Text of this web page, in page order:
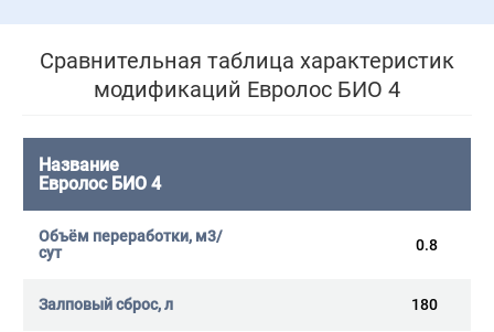
Сравнительная таблица характеристик
модификаций Евролос БИО 4
Евролос БИО 4
0.8
180